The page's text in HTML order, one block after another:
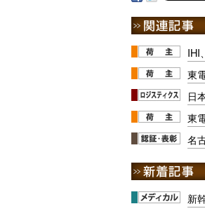
IHI
東
日
東
名
新